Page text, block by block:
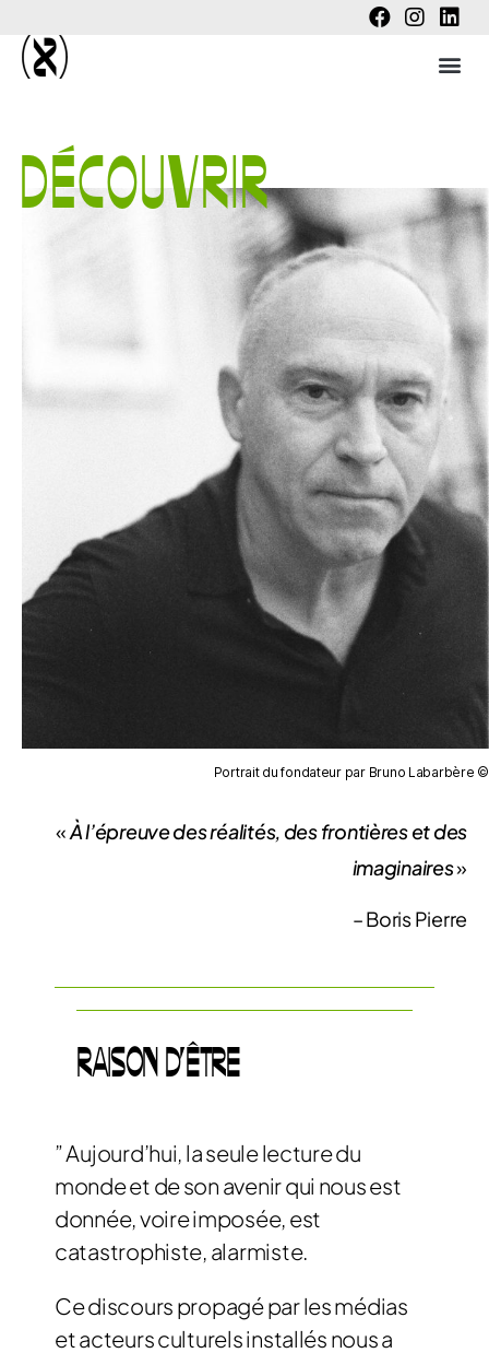
DÉCOUVRIR
«À l’épreuve des réalités, des frontièreset des
imaginaires»
– Boris Pierre
Portrait du fondateur par Bruno Labarbère ©
RAISON D'ÊTRE
” Aujourd’hui, la seule lecture du
monde et de son avenir qui nous est
donnée, voire imposée, est
catastrophiste, alarmiste.
Ce discours propagé par les médias
et acteurs culturels installés nous a